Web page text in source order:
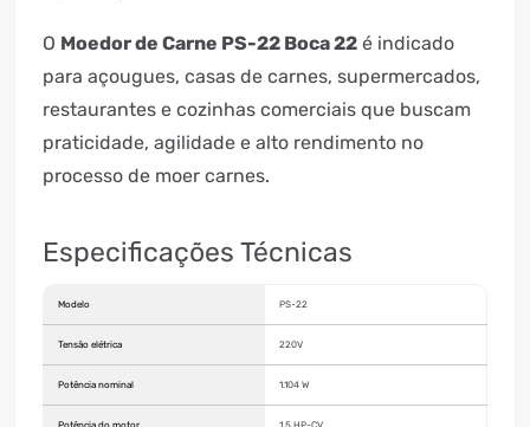
O Moedor de Carne PS-22 Boca 22 é indicado
para açougues, casas de carnes, supermercados,
restaurantes e cozinhas comerciais que buscam
praticidade, agilidade e alto rendimento no
processo de moer carnes.
Especificações Técnicas
Modelo PS-22
Tensão elétrica 220V
Potência nominal 1.104 W